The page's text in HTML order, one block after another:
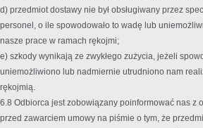
d) przedmiot dostawy nie był obsługiwany przez
personel, o ile spowodowało to wadę lub
nasze prace w ramach rękojmi;
e) szkody wynikają ze zwykłego zużycia, jeżeli
uniemożliwiono lub nadmiernie utrudniono nam
rękojmią.
6.8 Odbiorca jest zobowiązany poinformować nas z
przed zawarciem umowy na piśmie o tym, że